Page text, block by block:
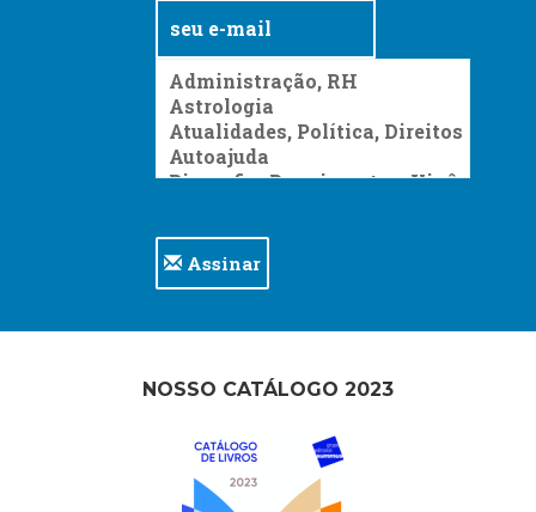
Assinar
NOSSO CATÁLOGO 2023